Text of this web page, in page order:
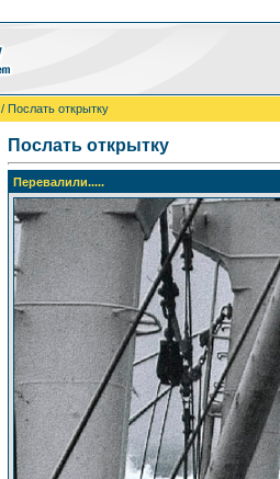
/ Послать открытку
Послать открытку
Перевалили.....